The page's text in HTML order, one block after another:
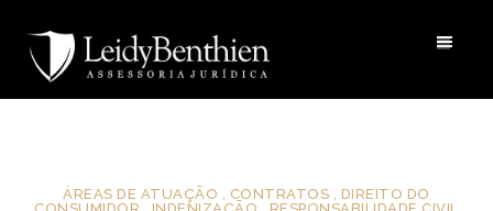
ÁREAS DE ATUAÇÃO , CONTRATOS , DIREITO DO